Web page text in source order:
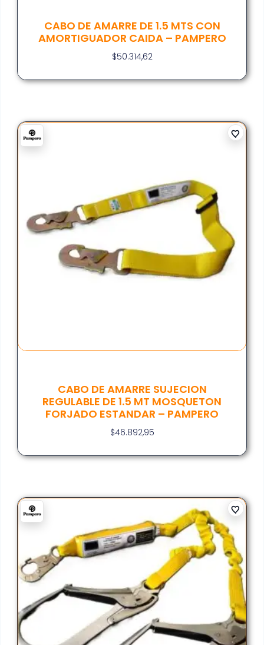
CABO DE AMARRE DE 1.5 MTS CON
AMORTIGUADOR CAIDA – PAMPERO
$50.314,62
CABO DE AMARRE SUJECION
REGULABLE DE 1.5 MT MOSQUETON
FORJADO ESTANDAR – PAMPERO
$46.892,95